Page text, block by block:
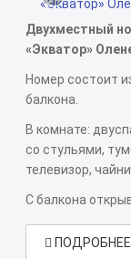
Двухместный
«Экватор»
Номер состоит
балкона.
В комнате:
со стульями,
телевизор,
С балкона
ПОДРОБНЕЕ